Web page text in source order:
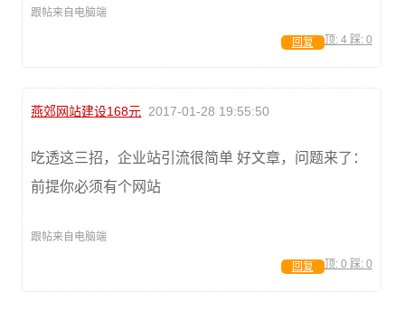
跟帖来自电脑端
顶: 4 踩: 0
回复
燕郊网站建设168元 2017-01-28 19:55:50
吃透这三招，企业站引流很简单 好文章，问题来了：
前提你必须有个网站
跟帖来自电脑端
顶: 0 踩: 0
回复